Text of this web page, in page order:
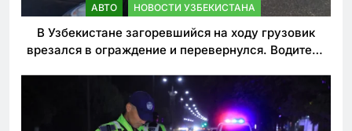
АВТО НОВОСТИ УЗБЕКИСТАНА
В Узбекистане загоревшийся на ходу грузовик
врезался в ограждение и перевернулся. Водитель